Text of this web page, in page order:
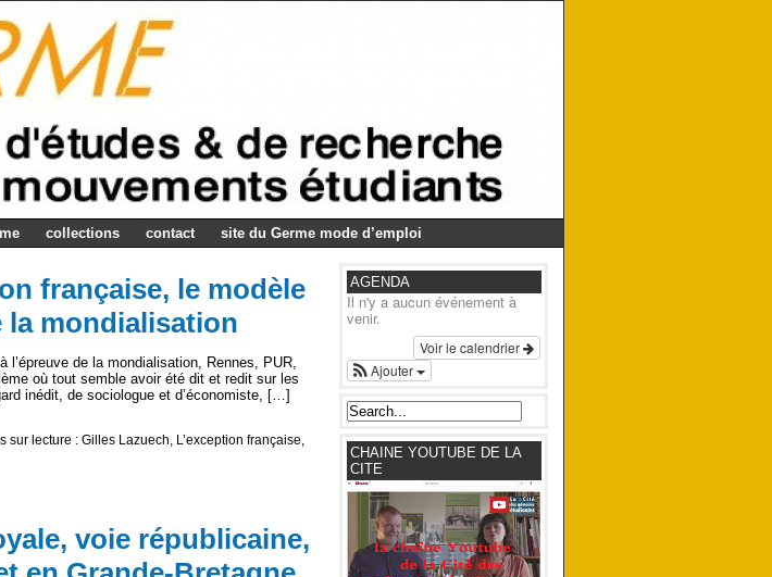
collections contact site du Germe mode d’emploi
française, le modèle
la mondialisation
l’épreuve de la mondialisation, Rennes, PUR,
où tout semble avoir été dit et redit sur les
inédit, de sociologue et d’économiste, […]
sur lecture : Gilles Lazuech, L’exception française,
voie républicaine,
AGENDA
Il n'y a aucun événement à
venir.
Voir le calendrier
Ajouter
CHAINE YOUTUBE DE LA
CITE